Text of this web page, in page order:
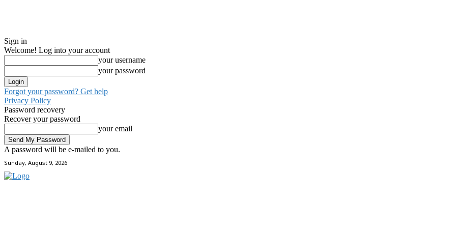
Sign in
Welcome! Log into your account
your username
your password
Forgot your password? Get help
Privacy Policy
Password recovery
Recover your password
your email
A password will be e-mailed to you.
Sunday, August 9, 2026